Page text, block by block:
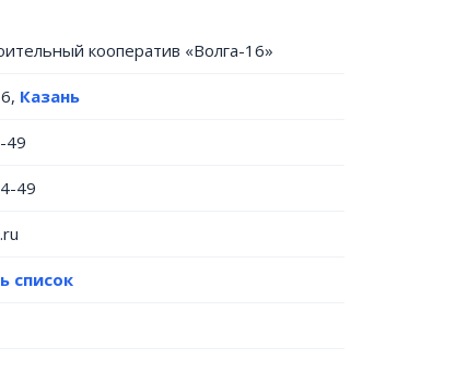
кооператив «Волга-16»
Казань
49
49
список